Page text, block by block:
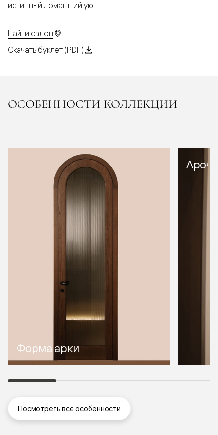
истинный домашний уют.
Найти салон
Скачать буклет (PDF)
ОСОБЕННОСТИ КОЛЛЕКЦИИ
Форма арки
Посмотреть все особенности